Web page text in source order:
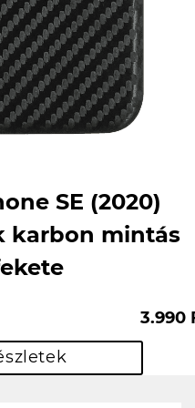
SE (2020)
karbon mintás
3.990